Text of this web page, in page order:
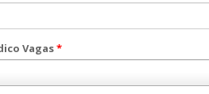
Vagas*